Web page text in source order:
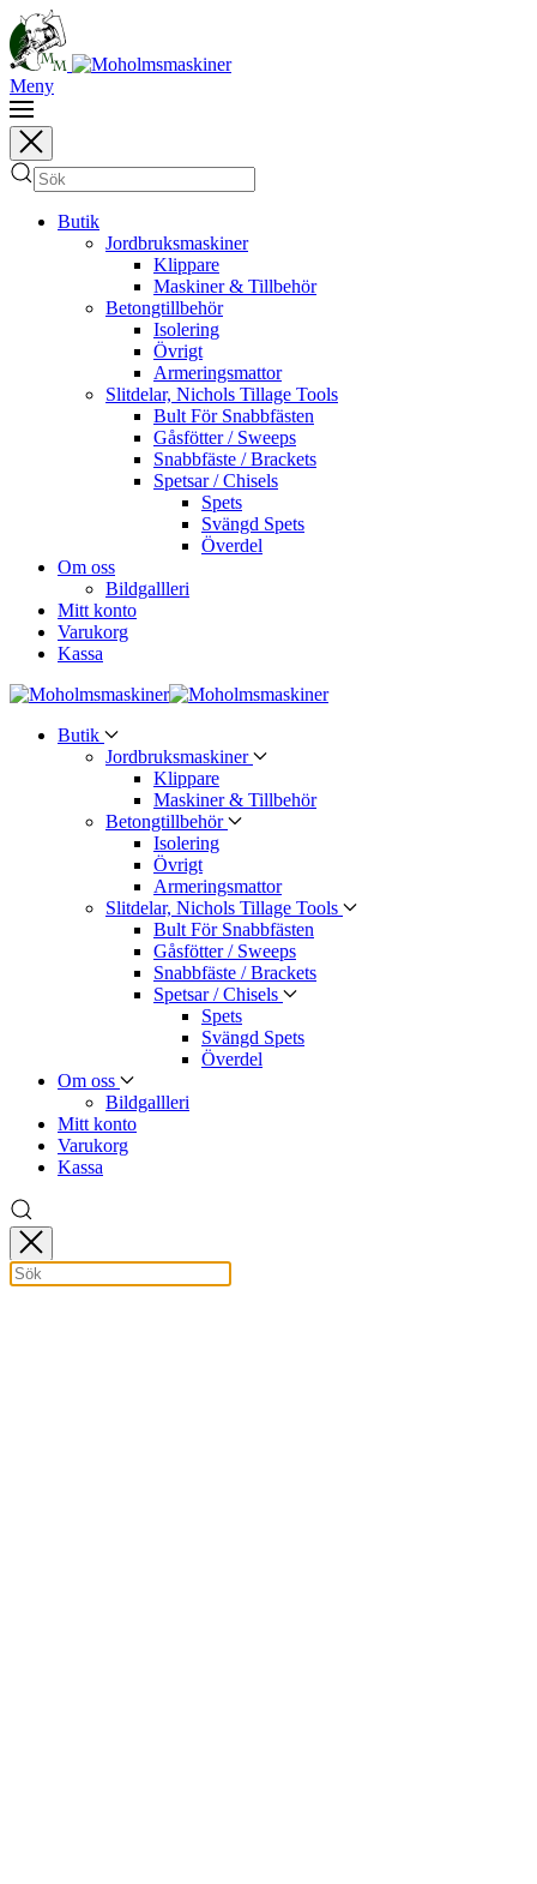
Meny
Butik
Jordbruksmaskiner
Klippare
Maskiner & Tillbehör
Betongtillbehör
Isolering
Övrigt
Armeringsmattor
Slitdelar, Nichols Tillage Tools
Bult För Snabbfästen
Gåsfötter / Sweeps
Snabbfäste / Brackets
Spetsar / Chisels
Spets
Svängd Spets
Överdel
Om oss
Bildgallleri
Mitt konto
Varukorg
Kassa
Butik
Jordbruksmaskiner
Klippare
Maskiner & Tillbehör
Betongtillbehör
Isolering
Övrigt
Armeringsmattor
Slitdelar, Nichols Tillage Tools
Bult För Snabbfästen
Gåsfötter / Sweeps
Snabbfäste / Brackets
Spetsar / Chisels
Spets
Svängd Spets
Överdel
Om oss
Bildgallleri
Mitt konto
Varukorg
Kassa